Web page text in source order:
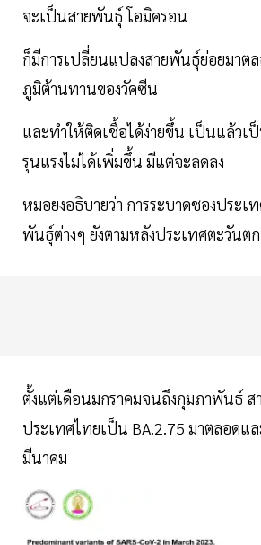
จะเป็นสายพันธุ์ โอมิครอน
ก็มีการเปลี่ยนแปลงสายพันธุ์ย่อยมาต
ภูมิต้านทานของวัคซีน
และทำให้ติดเชื้อได้ง่ายขึ้น เป็นแล้วเ
รุนแรงไม่ได้เพิ่มขึ้น มีแต่จะลดลง
หมอยงอธิบายว่า การระบาดชองประเ
พันธุ์ต่างๆ ยังตามหลังประเทศตะวันตก
ตั้งแต่เดือนมกราคมจนถึงกุมภาพันธ์
ประเทศไทยเป็น BA.2.75 มาตลอดแ
มีนาคม